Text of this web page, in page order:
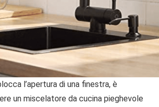
l’apertura di una finestra, è
un miscelatore da cucina pieghevole